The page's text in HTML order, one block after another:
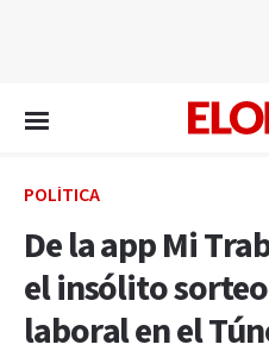
POLÍTICA
De la app Mi
el insólito
laboral en el